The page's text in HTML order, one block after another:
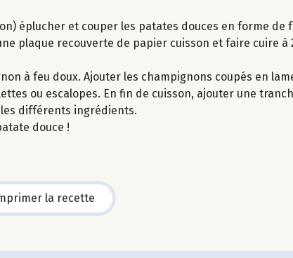
éplucher et couper les patates douces en forme de
plaque recouverte de papier cuisson et faire cuire
à feu doux. Ajouter les champignons coupés en
ou escalopes. En fin de cuisson, ajouter une
différents ingrédients.
douce !
la recette